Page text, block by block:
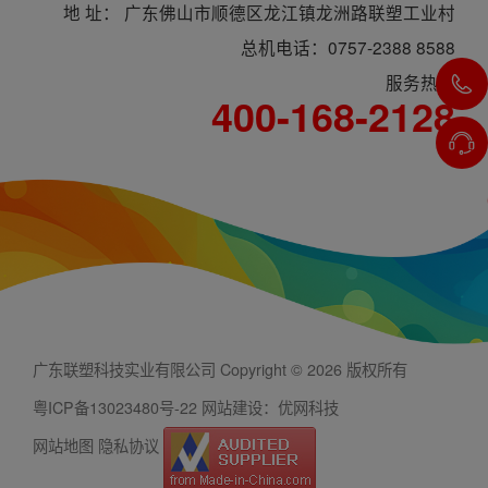
地 址： 广东佛山市顺德区龙江镇龙洲路联塑工业村
总机电话：0757-2388 8588
服务热线
400-168-2128
广东联塑科技实业有限公司 Copyright © 2026 版权所有
粤ICP备13023480号-22 网站建设：优网科技
网站地图 隐私协议